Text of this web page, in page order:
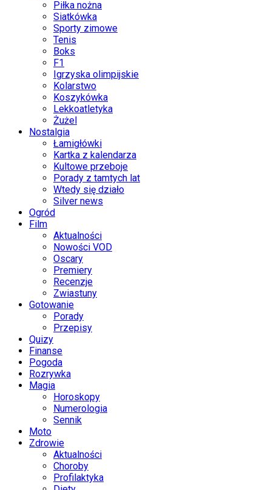
Piłka nożna
Siatkówka
Sporty zimowe
Tenis
Boks
F1
Igrzyska olimpijskie
Kolarstwo
Koszykówka
Lekkoatletyka
Żużel
Nostalgia
Łamigłówki
Kartka z kalendarza
Kultowe przeboje
Porady z tamtych lat
Wtedy się działo
Silver news
Ogród
Film
Aktualności
Nowości VOD
Oscary
Premiery
Recenzje
Zwiastuny
Gotowanie
Porady
Przepisy
Quizy
Finanse
Pogoda
Rozrywka
Magia
Horoskopy
Numerologia
Sennik
Moto
Zdrowie
Aktualności
Choroby
Profilaktyka